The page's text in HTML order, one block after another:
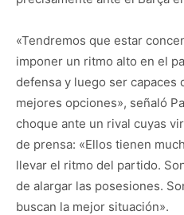
«Tendremos que estar
imponer un ritmo alto en el
defensa y luego ser capaces
mejores opciones», señaló
choque ante un rival cuyas
de prensa: «Ellos tienen
llevar el ritmo del partido.
de alargar las posesiones.
buscan la mejor situación».